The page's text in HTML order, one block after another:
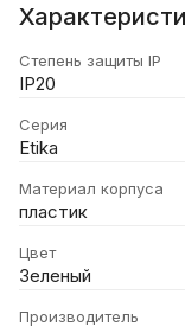
Степень защиты IP
IP20
Серия
Etika
Материал корпуса
пластик
Цвет
Зеленый
Производитель